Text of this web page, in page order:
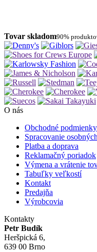
Tovar skladom90%
O nás
Obchodné podmienky
Spracovanie
Platba a doprava
Reklamačný poriadok
Výmena a vrátenie
Tabuľky veľkostí
Kontakt
Predajňa
Výrobcovia
Kontakty
Petr Budík
Heršpická 6,
639 00 Brno